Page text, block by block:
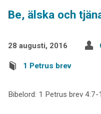
Be, älska och
28 augusti, 2016
1 Petrus brev
Bibelord: 1 Petrus brev